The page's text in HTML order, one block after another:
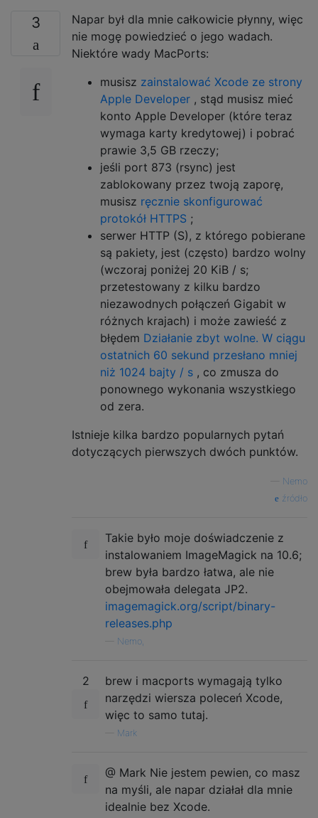
3
Napar był dla mnie całkowicie płynny, więc
nie mogę powiedzieć o jego wadach.
Niektóre wady MacPorts:
musisz zainstalować Xcode ze strony
Apple Developer , stąd musisz mieć
konto Apple Developer (które teraz
wymaga karty kredytowej) i pobrać
prawie 3,5 GB rzeczy;
jeśli port 873 (rsync) jest
zablokowany przez twoją zaporę,
musisz ręcznie skonfigurować
protokół HTTPS ;
serwer HTTP (S), z którego pobierane
są pakiety, jest (często) bardzo wolny
(wczoraj poniżej 20 KiB / s;
przetestowany z kilku bardzo
niezawodnych połączeń Gigabit w
różnych krajach) i może zawieść z
błędem Działanie zbyt wolne. W ciągu
ostatnich 60 sekund przesłano mniej
niż 1024 bajty / s , co zmusza do
ponownego wykonania wszystkiego
od zera.
Istnieje kilka bardzo popularnych pytań
dotyczących pierwszych dwóch punktów.
Nemo
źródło
Takie było moje doświadczenie z
instalowaniem ImageMagick na 10.6;
brew była bardzo łatwa, ale nie
obejmowała delegata JP2.
imagemagick.org/script/binary-
releases.php
Nemo,
2
brew i macports wymagają tylko
narzędzi wiersza poleceń Xcode,
więc to samo tutaj.
Mark
@ Mark Nie jestem pewien, co masz
na myśli, ale napar działał dla mnie
idealnie bez Xcode.